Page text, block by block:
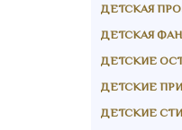
ДЕТСКАЯ
ДЕТСКАЯ
ДЕТСКИЕ
ДЕТСКИЕ
ДЕТСКИЕ